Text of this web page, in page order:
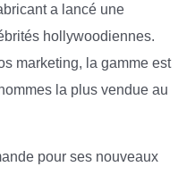
a lancé une
hollywoodiennes.
marketing, la gamme est
la plus vendue au
pour ses nouveaux